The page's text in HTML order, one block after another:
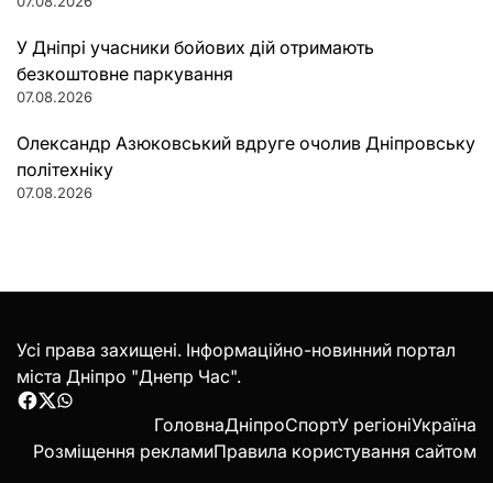
У Дніпрі учасники бойових дій отримають
безкоштовне паркування
07.08.2026
Олександр Азюковський вдруге очолив Дніпровську
політехніку
07.08.2026
Усі права захищені. Інформаційно-новинний портал
міста Дніпро "Днепр Час".
Facebook
Twitter
WhatsApp
ГоловнаДніпроСпортУ регіоніУкраїна
Розміщення рекламиПравила користування сайтом